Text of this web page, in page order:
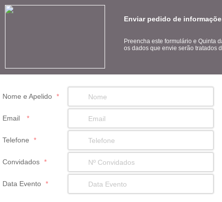
Enviar pedido de
Preencha este formulário e Quinta
os dados que envie serão tratados
Nome e Apelido *
Email *
Telefone *
Convidados *
Data Evento *